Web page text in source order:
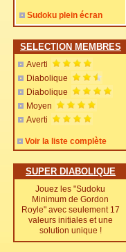
Sudoku plein écran
SELECTION MEMBRES
Averti
Diabolique
Diabolique
Moyen
Averti
Voir la liste complète
SUPER DIABOLIQUE
Jouez les "Sudoku
Minimum de Gordon
Royle" avec seulement 17
valeurs initiales et une
solution unique !